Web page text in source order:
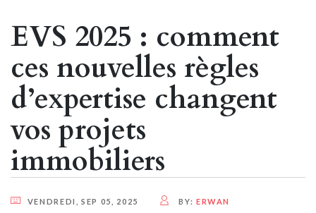
EVS 2025 : comment
ces nouvelles règles
d’expertise changent
vos projets
immobiliers
VENDREDI, SEP 05, 2025 BY: ERWAN